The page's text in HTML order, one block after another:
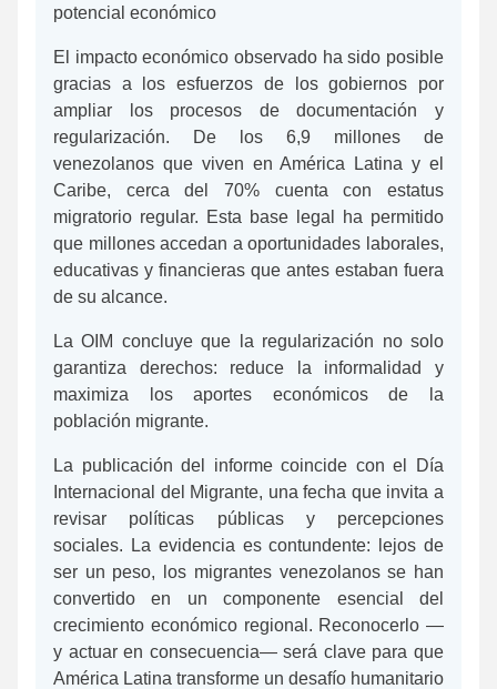
potencial económico
El impacto económico observado ha sido posible
gracias a los esfuerzos de los gobiernos por
ampliar los procesos de documentación y
regularización. De los 6,9 millones de
venezolanos que viven en América Latina y el
Caribe, cerca del 70% cuenta con estatus
migratorio regular. Esta base legal ha permitido
que millones accedan a oportunidades laborales,
educativas y financieras que antes estaban fuera
de su alcance.
La OIM concluye que la regularización no solo
garantiza derechos: reduce la informalidad y
maximiza los aportes económicos de la
población migrante.
La publicación del informe coincide con el Día
Internacional del Migrante, una fecha que invita a
revisar políticas públicas y percepciones
sociales. La evidencia es contundente: lejos de
ser un peso, los migrantes venezolanos se han
convertido en un componente esencial del
crecimiento económico regional. Reconocerlo —
y actuar en consecuencia— será clave para que
América Latina transforme un desafío humanitario